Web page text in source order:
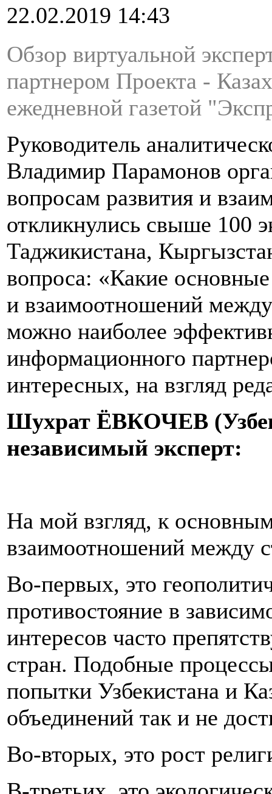
22.02.2019 14:43
Обзор виртуальной
партнером Проекта -
ежедневной газетой
Руководитель
Владимир Парамонов
вопросам развития и
откликнулись свыше 100
Таджикистана,
вопроса: «Какие
и взаимоотношений
можно наиболее
информационного
интересных, на взгляд
Шухрат ЁВКОЧЕВ
независимый эксперт:
На мой взгляд, к
взаимоотношений между
Во-первых, это
противостояние в
интересов часто
стран. Подобные
попытки Узбекистана и
объединений так и не
Во-вторых, это рост